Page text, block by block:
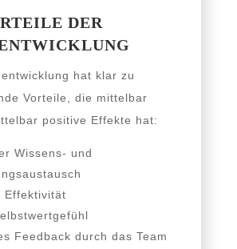
DER
hat klar zu
Vorteile, die mit­tel­bar
posi­ti­ve Effekte hat:
Wissens- und
Effektivität
Feedback durch das Team